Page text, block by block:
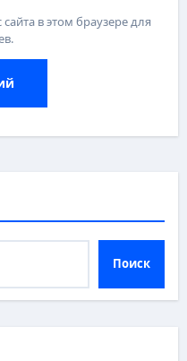
в этом браузере для
Поиск